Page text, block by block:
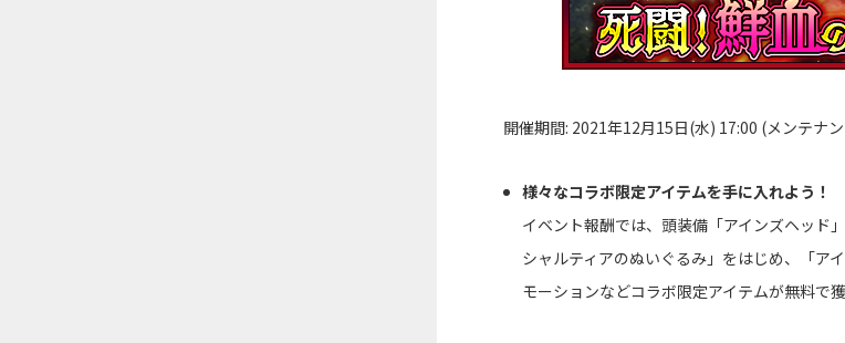
開催期間: 2021年12月15日(水) 17:00 (メンテナ
様々なコラボ限定アイテムを手に入れよう！
イベント報酬では、頭装備「アインズヘッド
シャルティアのぬいぐるみ」をはじめ、「ア
モーションなどコラボ限定アイテムが無料で獲